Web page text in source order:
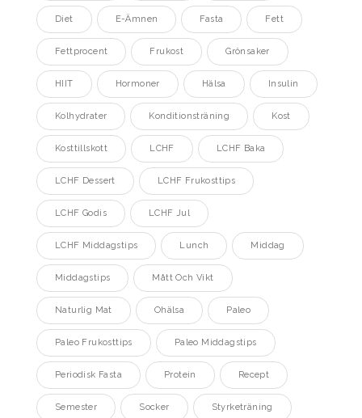
Diet E-Ämnen Fasta Fett
Fettprocent Frukost Grönsaker
HIIT Hormoner Hälsa Insulin
Kolhydrater Konditionsträning Kost
Kosttillskott LCHF LCHF Baka
LCHF Dessert LCHF Frukosttips
LCHF Godis LCHF Jul
LCHF Middagstips Lunch Middag
Middagstips Mått Och Vikt
Naturlig Mat Ohälsa Paleo
Paleo Frukosttips Paleo Middagstips
Periodisk Fasta Protein Recept
Semester Socker Styrketräning